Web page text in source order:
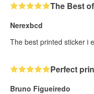
The Best
Nerexbcd
The best printed sticker i
Perfect
Bruno Figueiredo